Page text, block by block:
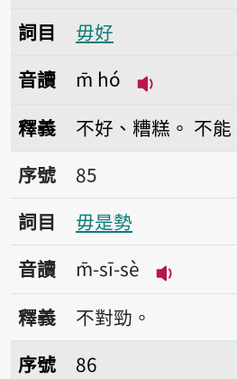
詞目
毋好
音讀
m̄ hó
釋義 不好、糟糕。 不能
序號85毋是勢
序號
85
詞目
毋是勢
音讀
m̄-sī-sè
播放音
釋義
不對勁。
序號86毋著
序號
86